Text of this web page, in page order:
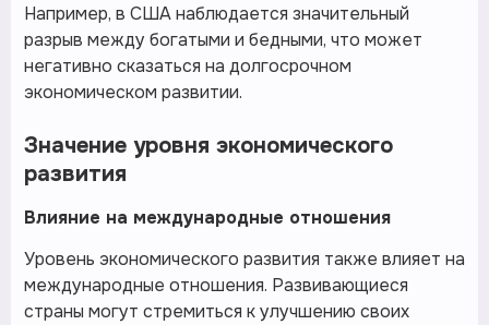
Например, в США наблюдается значительный
разрыв между богатыми и бедными, что может
негативно сказаться на долгосрочном
экономическом развитии.
Значение уровня экономического
развития
Влияние на международные отношения
Уровень экономического развития также влияет на
международные отношения. Развивающиеся
страны могут стремиться к улучшению своих